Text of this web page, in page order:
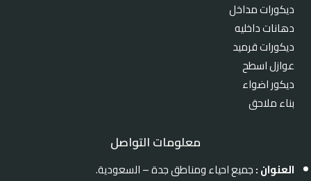
ديكورات مداخل
دهانات داخليه
ديكورات قرميد
عوازل اسطح
ديكور اضواء
بناء ملاحق
معلومات التواصل
العنوان :جميع احياء ومناطق جدة – السعودية.